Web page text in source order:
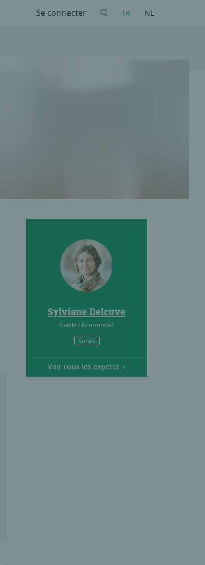
Se connecter FR NL
Sylviane Delcuve
Senior Economist
Suivre
Voir tous les experts